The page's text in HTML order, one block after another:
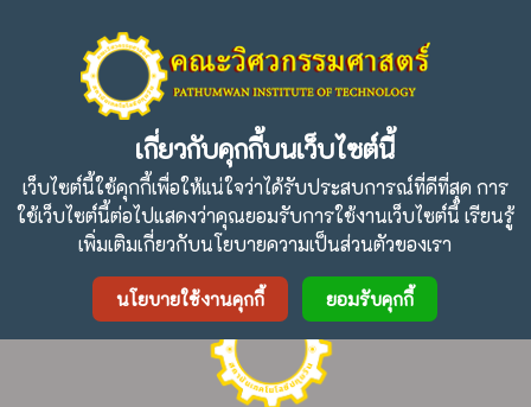
ปรัชญา :
" การศึกษาเพื่อความเป็นเลิศและความสามัคคีใน
วิศวกรรมศาสตร์เฉพาะทาง "
เกี่ยวกับคุกกี้บนเว็บไซต์นี้
เว็บไซต์นี้ใช้คุกกี้เพื่อให้แน่ใจว่าได้รับประสบการณ์ที่ดีที่สุด การ
ใช้เว็บไซต์นี้ต่อไปแสดงว่าคุณยอมรับการใช้งานเว็บไซต์นี้ เรียนรู้
เพิ่มเติมเกี่ยวกับนโยบายความเป็นส่วนตัวของเรา
นโยบายใช้งานคุกกี้ ยอมรับคุกกี้
FacebookTwitterLine